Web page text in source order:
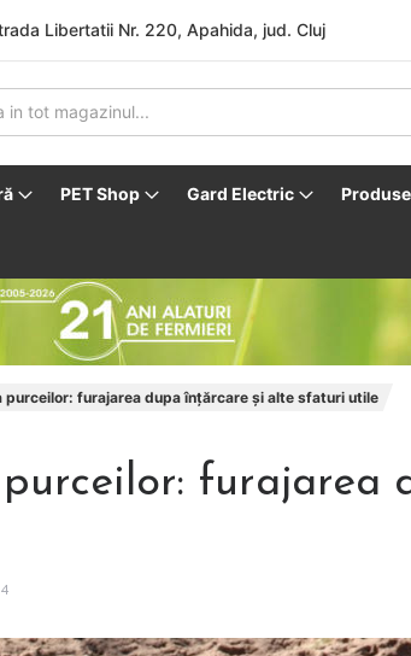
Libertatii Nr. 220, Apahida, jud. Cluj
PET Shop Gard Electric
furajarea dupa înțărcare și alte sfaturi utile
furajarea